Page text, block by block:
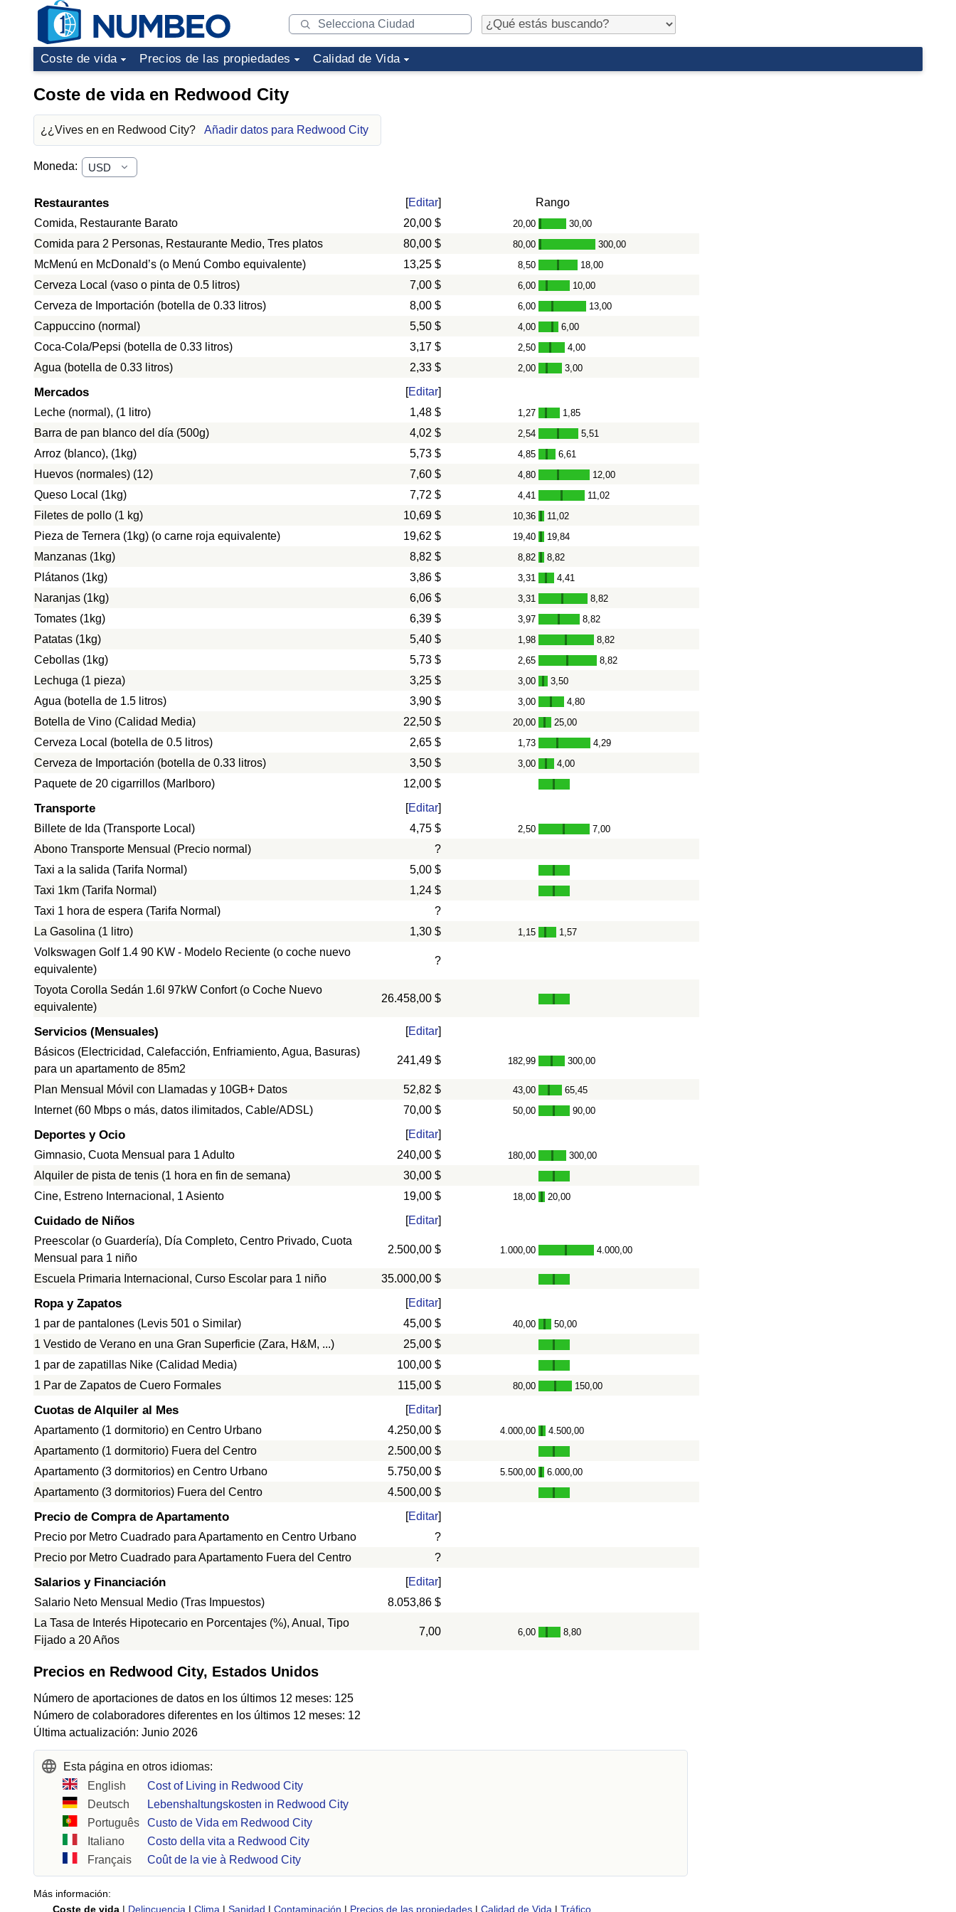
Coste de vida Precios de las propiedades Calidad de Vida
Coste de vida en Redwood City
¿¿Vives en en Redwood City? Añadir datos para Redwood City
Moneda:
Restaurantes [Editar]
Rango
Comida, Restaurante Barato
20,00 $ 20,00 - 30,00
Comida para 2 Personas, Restaurante Medio, Tres platos 80,00 $ 80,00 - 300,00
McMenú en McDonald’s (o Menú Combo equivalente) 13,25 $ 8,50 - 18,00
Cerveza Local (vaso o pinta de 0.5 litros) 7,00 $ 6,00 - 10,00
Cerveza de Importación (botella de 0.33 litros) 8,00 $ 6,00 - 13,00
Cappuccino (normal) 5,50 $ 4,00 - 6,00
Coca-Cola/Pepsi (botella de 0.33 litros) 3,17 $ 2,50 - 4,00
Agua (botella de 0.33 litros) 2,33 $ 2,00 - 3,00
Mercados [Editar]
Leche (normal), (1 litro)
1,48 $ 1,27 - 1,85
Barra de pan blanco del día (500g) 4,02 $ 2,54 - 5,51
Arroz (blanco), (1kg) 5,73 $ 4,85 - 6,61
Huevos (normales) (12) 7,60 $ 4,80 - 12,00
Queso Local (1kg) 7,72 $ 4,41 - 11,02
Filetes de pollo (1 kg) 10,69 $ 10,36 - 11,02
Pieza de Ternera (1kg) (o carne roja equivalente) 19,62 $ 19,40 - 19,84
Manzanas (1kg) 8,82 $ 8,82 - 8,82
Plátanos (1kg) 3,86 $ 3,31 - 4,41
Naranjas (1kg) 6,06 $ 3,31 - 8,82
Tomates (1kg) 6,39 $ 3,97 - 8,82
Patatas (1kg) 5,40 $ 1,98 - 8,82
Cebollas (1kg) 5,73 $ 2,65 - 8,82
Lechuga (1 pieza) 3,25 $ 3,00 - 3,50
Agua (botella de 1.5 litros) 3,90 $ 3,00 - 4,80
Botella de Vino (Calidad Media) 22,50 $ 20,00 - 25,00
Cerveza Local (botella de 0.5 litros) 2,65 $ 1,73 - 4,29
Cerveza de Importación (botella de 0.33 litros) 3,50 $ 3,00 - 4,00
Paquete de 20 cigarrillos (Marlboro) 12,00 $
Transporte [Editar]
Billete de Ida (Transporte Local)
4,75 $ 2,50 - 7,00
Abono Transporte Mensual (Precio normal)
?
Taxi a la salida (Tarifa Normal)
5,00 $
Taxi 1km (Tarifa Normal)
1,24 $
Taxi 1 hora de espera (Tarifa Normal)
?
La Gasolina (1 litro)
1,30 $ 1,15 - 1,57
Volkswagen Golf 1.4 90 KW - Modelo Reciente (o coche nuevo
equivalente)
?
Toyota Corolla Sedán 1.6l 97kW Confort (o Coche Nuevo
equivalente)
26.458,00 $
Servicios (Mensuales) [Editar]
Básicos (Electricidad, Calefacción, Enfriamiento, Agua, Basuras)
para un apartamento de 85m2
241,49 $ 182,99 - 300,00
Plan Mensual Móvil con Llamadas y 10GB+ Datos 52,82 $ 43,00 - 65,45
Internet (60 Mbps o más, datos ilimitados, Cable/ADSL) 70,00 $ 50,00 - 90,00
Deportes y Ocio [Editar]
Gimnasio, Cuota Mensual para 1 Adulto
240,00 $ 180,00 - 300,00
Alquiler de pista de tenis (1 hora en fin de semana)
30,00 $
Cine, Estreno Internacional, 1 Asiento
19,00 $ 18,00 - 20,00
Cuidado de Niños [Editar]
Preescolar (o Guardería), Día Completo, Centro Privado, Cuota
Mensual para 1 niño
2.500,00 $ 1.000,00 - 4.000,00
Escuela Primaria Internacional, Curso Escolar para 1 niño 35.000,00 $
Ropa y Zapatos [Editar]
1 par de pantalones (Levis 501 o Similar)
45,00 $ 40,00 - 50,00
1 Vestido de Verano en una Gran Superficie (Zara, H&M, ...)
25,00 $
1 par de zapatillas Nike (Calidad Media)
100,00 $
1 Par de Zapatos de Cuero Formales
115,00 $ 80,00 - 150,00
Cuotas de Alquiler al Mes [Editar]
Apartamento (1 dormitorio) en Centro Urbano
4.250,00 $ 4.000,00 - 4.500,00
Apartamento (1 dormitorio) Fuera del Centro
2.500,00 $
Apartamento (3 dormitorios) en Centro Urbano
5.750,00 $ 5.500,00 - 6.000,00
Apartamento (3 dormitorios) Fuera del Centro 4.500,00 $
Precio de Compra de Apartamento [Editar]
Precio por Metro Cuadrado para Apartamento en Centro Urbano
?
Precio por Metro Cuadrado para Apartamento Fuera del Centro
?
Salarios y Financiación [Editar]
Salario Neto Mensual Medio (Tras Impuestos)
8.053,86 $
La Tasa de Interés Hipotecario en Porcentajes (%), Anual, Tipo
Fijado a 20 Años
7,00 6,00 - 8,80
Precios en Redwood City, Estados Unidos
Número de aportaciones de datos en los últimos 12 meses: 125
Número de colaboradores diferentes en los últimos 12 meses: 12
Última actualización: Junio 2026
Esta página en otros idiomas:
English
Cost of Living in Redwood City
Deutsch
Lebenshaltungskosten in Redwood City
Português
Custo de Vida em Redwood City
Italiano
Costo della vita a Redwood City
Français
Coût de la vie à Redwood City
Más información:
Coste de vida | Delincuencia | Clima | Sanidad | Contaminación | Precios de las propiedades | Calidad de Vida | Tráfico